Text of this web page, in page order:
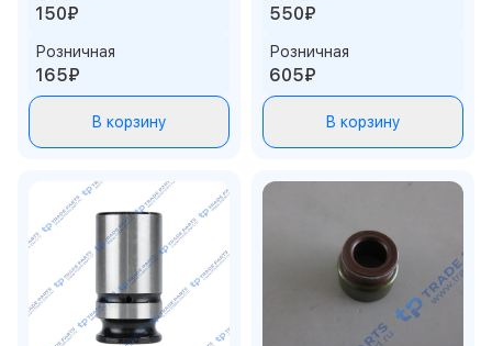
150₽
Розничная
165₽
В корзину
550₽
Розничная
605₽
В корзину